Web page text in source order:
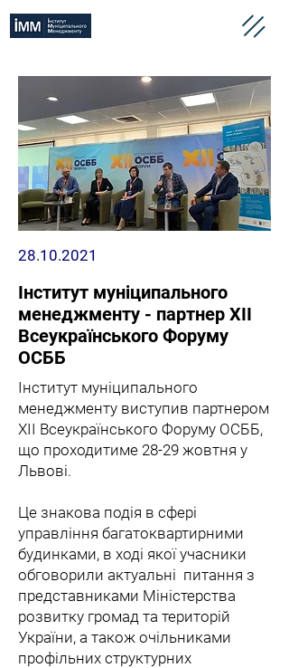
28.10.2021
Інститут муніципального
менеджменту - партнер XII
Всеукраїнського Форуму
ОСББ
Інститут муніципального
менеджменту виступив партнером
ХІІ Всеукраїнського Форуму ОСББ,
що проходитиме 28-29 жовтня у
Львові.
Це знакова подія в сфері
управління багатоквартирними
будинками, в ході якої учасники
обговорили актуальні питання з
представниками Міністерства
розвитку громад та територій
України, а також очільниками
профільних структурних